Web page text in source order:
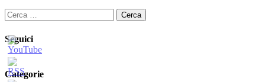
Ricerca
per:
Seguici
Categorie